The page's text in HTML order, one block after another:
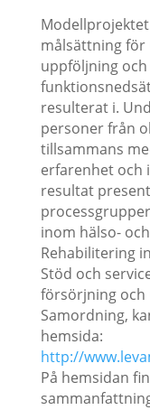
målsättning för
uppföljning
resulterat i.
personer från
tillsammans
erfarenhet och
resultat
inom hälso-
Rehabilitering
Stöd och
försörjning
Samordning,
hemsida:
http://
På hemsidan